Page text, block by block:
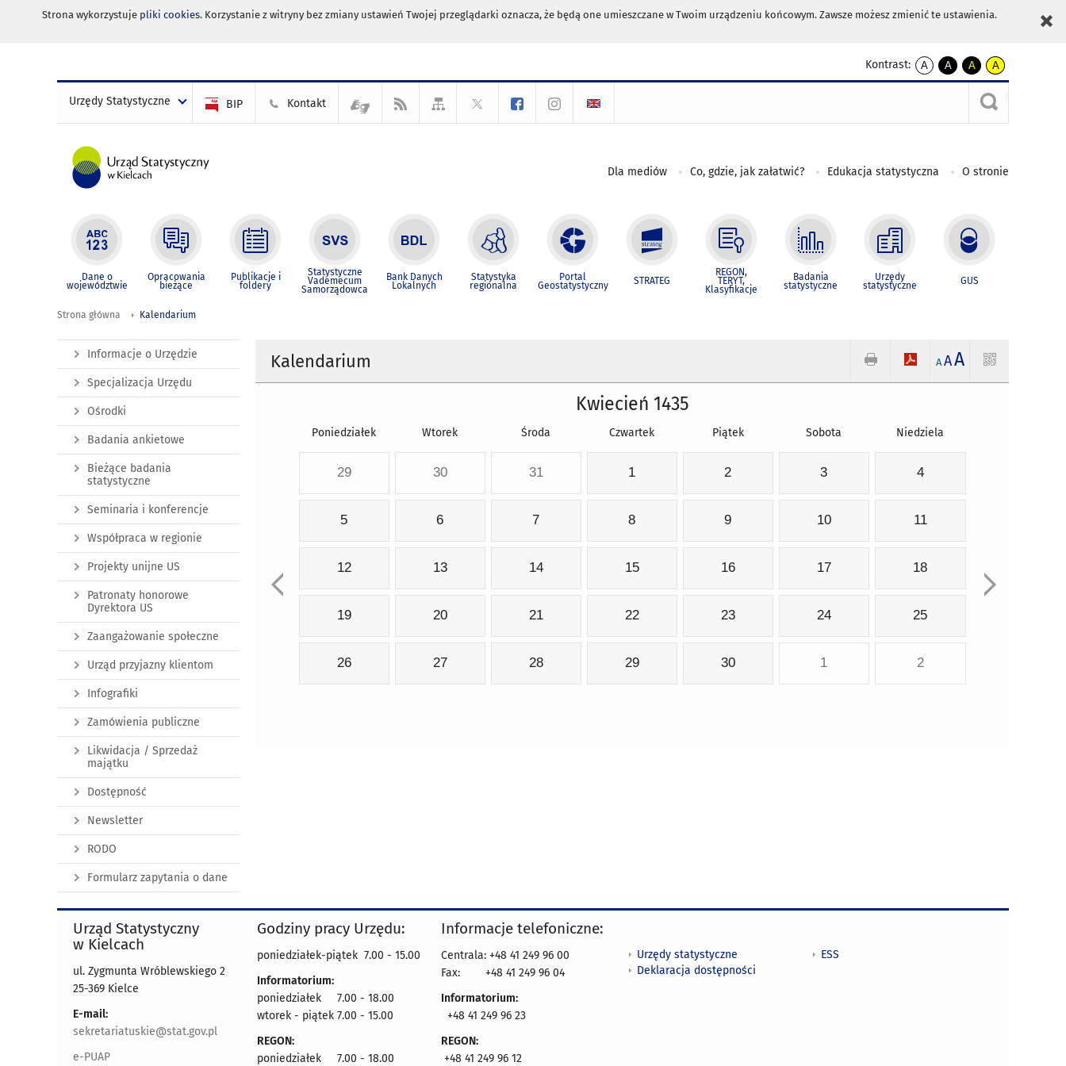
Strona wykorzystuje pliki cookies. Korzystanie z witryny bez zmiany ustawień Twojej przeglądarki oznacza, że będą one umieszczane w Twoim urządzeniu końcowym. Zawsze możesz zmienić te ustawienia.
Kontrast:
A
kontrast
A
kontrast
czarnym
A
kontrast
żółty
tekst
czarnym
A
kontrast
czarny
tekst
żółtym
Urzędy Statystyczne BIP Kontakt
Dla mediów Co, gdzie, jak załatwić? Edukacja statystyczna O stronie
Dane o
województwie
Opracowania
bieżące
Publikacje i
foldery
Statystyczne
Vademecum
Samorządowca
Bank Danych
Lokalnych
Statystyka
regionalna
Portal
Geostatystyczny STRATEG
REGON,
TERYT,
Klasyfikacje
Badania
statystyczne
Urzędy
statystyczne GUS
Strona główna Kalendarium
Kalendarium A AA
Kwiecień 1435
Poniedziałek Wtorek Środa Czwartek Piątek Sobota Niedziela
29 30 31 1 2 3 4
5 6 7 8 9 10 11
12 13 14 15 16 17 18
19 20 21 22 23 24 25
26 27 28 29 30 1 2
Informacje o Urzędzie
Specjalizacja Urzędu
Ośrodki
Badania ankietowe
Bieżące badania
statystyczne
Seminaria i konferencje
Współpraca w regionie
Projekty unijne US
Patronaty honorowe
Dyrektora US
Zaangażowanie społeczne
Urząd przyjazny klientom
Infografiki
Zamówienia publiczne
Likwidacja / Sprzedaż
majątku
Dostępność
Newsletter
RODO
Formularz zapytania o dane
Urząd Statystyczny
w Kielcach
ul. Zygmunta Wróblewskiego 2
25-369 Kielce
E-mail:
sekretariatuskie@stat.gov.pl
e-PUAP
Godziny pracy Urzędu:
poniedziałek-piątek 7.00 - 15.00
Informatorium:
poniedziałek 7.00 - 18.00
wtorek - piątek 7.00 - 15.00
REGON:
poniedziałek 7.00 - 18.00
Informacje telefoniczne:
Centrala: +48 41 249 96 00
Fax:
+48 41 249 96 04
Informatorium:
+48 41 249 96 23
REGON:
+48 41 249 96 12
Urzędy statystyczne
Deklaracja dostępności
ESS